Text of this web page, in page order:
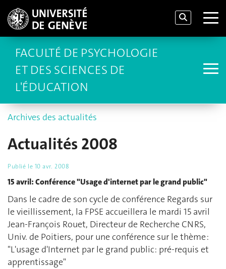
FACULTÉ DE PSYCHOLOGIE
ET DES SCIENCES DE
L'ÉDUCATION
Archives des actualités
Actualités 2008
Publié le 10 avr. 2008
15 avril: Conférence "Usage d'internet par le grand public"
Dans le cadre de son cycle de conférence Regards sur
le vieillissement, la FPSE accueillera le mardi 15 avril
Jean-François Rouet, Directeur de Recherche CNRS,
Univ. de Poitiers, pour une conférence sur le thème :
"L'usage d'Internet par le grand public: pré-requis et
apprentissage"